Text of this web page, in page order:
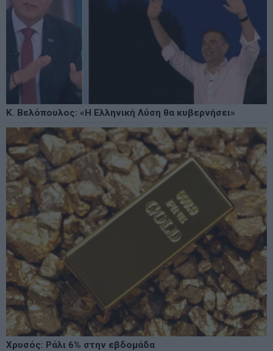
Κ. Βελόπουλος: «Η Ελληνική Λύση θα κυβερνήσει»
Χρυσός: Ράλι 6% στην εβδομάδα